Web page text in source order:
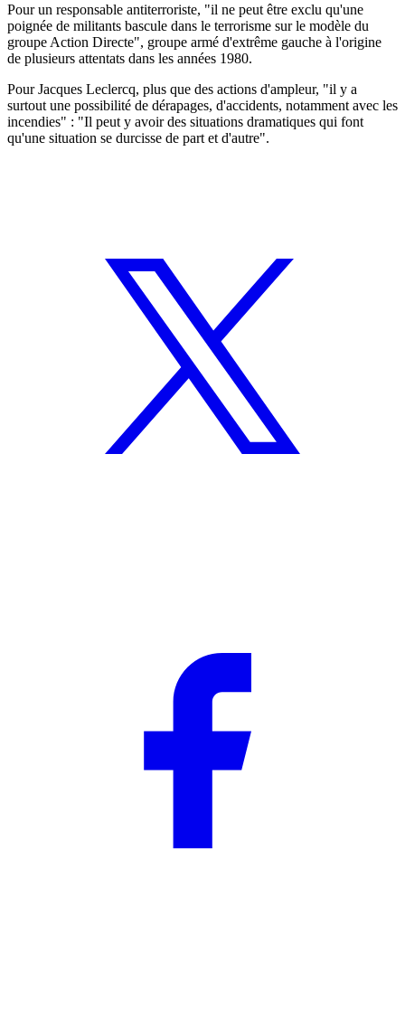
Pour un responsable antiterroriste, "il ne peut être exclu qu'une
poignée de militants bascule dans le terrorisme sur le modèle du
groupe Action Directe", groupe armé d'extrême gauche à l'origine
de plusieurs attentats dans les années 1980.
Pour Jacques Leclercq, plus que des actions d'ampleur, "il y a
surtout une possibilité de dérapages, d'accidents, notamment avec les
incendies" : "Il peut y avoir des situations dramatiques qui font
qu'une situation se durcisse de part et d'autre".